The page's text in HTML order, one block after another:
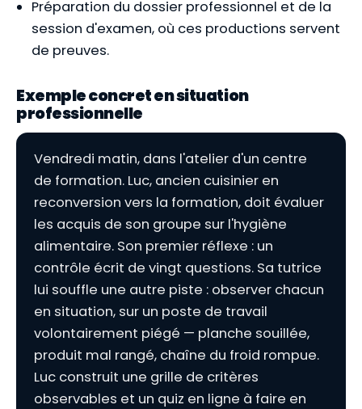
Préparation du dossier professionnel et de la
session d'examen, où ces productions servent
de preuves.
Exemple concret en situation
professionnelle
Vendredi matin, dans l'atelier d'un centre
de formation. Luc, ancien cuisinier en
reconversion vers la formation, doit évaluer
les acquis de son groupe sur l'hygiène
alimentaire. Son premier réflexe : un
contrôle écrit de vingt questions. Sa tutrice
lui souffle une autre piste : observer chacun
en situation, sur un poste de travail
volontairement piégé — planche souillée,
produit mal rangé, chaîne du froid rompue.
Luc construit une grille de critères
observables et un quiz en ligne à faire en